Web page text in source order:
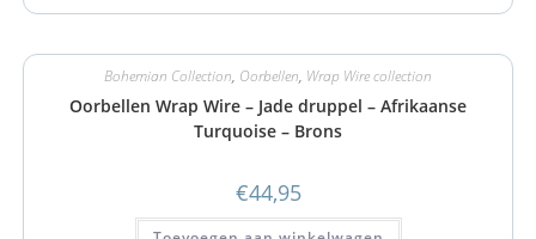
Bohemian Collection, Oorbellen, Wrap Wire collection
Oorbellen Wrap Wire – Jade druppel – Afrikaanse
Turquoise – Brons
€44,95